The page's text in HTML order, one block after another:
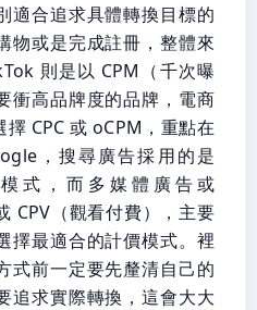
適合追求具體轉換目標的
物或是完成註冊，整體來
則是以 CPM（千次曝
衝高品牌度的品牌，電商
CPC 或 oCPM，重點在
，搜尋廣告採用的是
式，而多媒體廣告或
CPV（觀看付費），主要
擇最適合的計價模式。裡
式前一定要先釐清自己的
追求實際轉換，這會大大